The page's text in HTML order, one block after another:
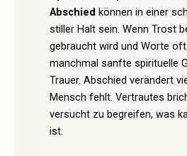
Abschied können in einer
stiller Halt sein. Wenn Trost
gebraucht wird und Worte
manchmal sanfte spirituelle
Trauer. Abschied verändert
Mensch fehlt. Vertrautes
versucht zu begreifen, was
ist.